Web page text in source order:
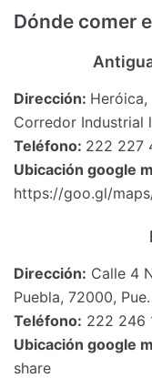
Dónde comer
Dirección:
Corredor Industrial
Teléfono: 222 227
Ubicación google
https://goo.gl/
Dirección: Calle 4
Puebla, 72000, Pue.
Teléfono: 222 246
Ubicación google
share